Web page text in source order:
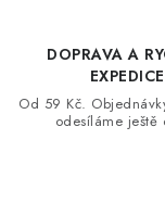
Podmínky ochrany
DOPRAVA A
EXPEDICE
Od 59 Kč.
odesíláme ještě